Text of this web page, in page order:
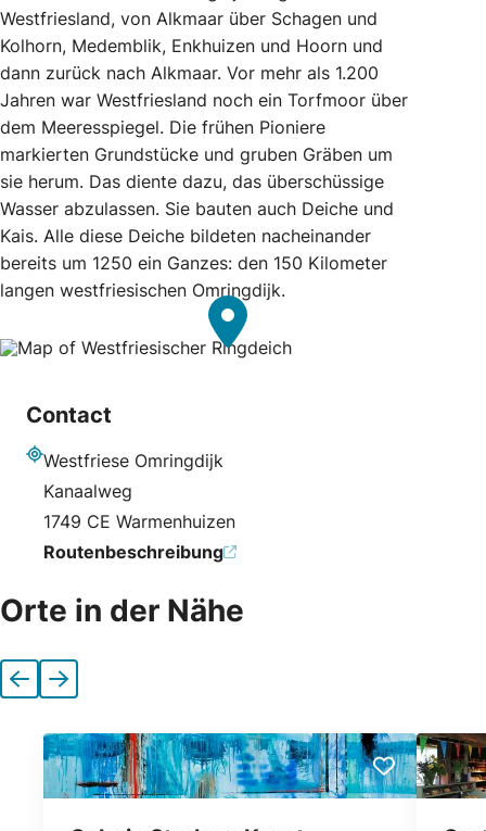
Westfriesland, von Alkmaar über Schagen und
Kolhorn, Medemblik, Enkhuizen und Hoorn und
dann zurück nach Alkmaar. Vor mehr als 1.200
Jahren war Westfriesland noch ein Torfmoor über
dem Meeresspiegel. Die frühen Pioniere
markierten Grundstücke und gruben Gräben um
sie herum. Das diente dazu, das überschüssige
Wasser abzulassen. Sie bauten auch Deiche und
Kais. Alle diese Deiche bildeten nacheinander
bereits um 1250 ein Ganzes: den 150 Kilometer
langen westfriesischen Omringdijk.
Contact
Westfriese Omringdijk
Kanaalweg
1749 CE Warmenhuizen
Routenbeschreibung
Orte in der Nähe
VorherigeNächste